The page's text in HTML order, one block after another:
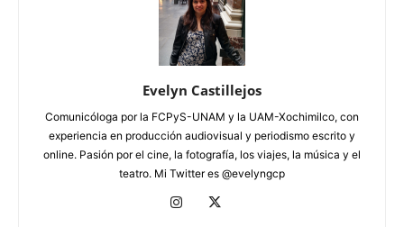
Evelyn Castillejos
Comunicóloga por la FCPyS-UNAM y la UAM-Xochimilco, con
experiencia en producción audiovisual y periodismo escrito y
online. Pasión por el cine, la fotografía, los viajes, la música y el
teatro. Mi Twitter es @evelyngcp